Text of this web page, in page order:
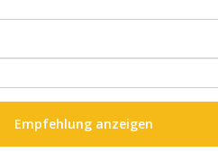
Empfehlung anzeigen